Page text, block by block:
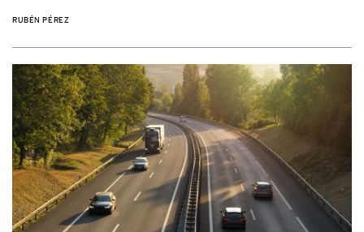
RUBÉN PÉREZ